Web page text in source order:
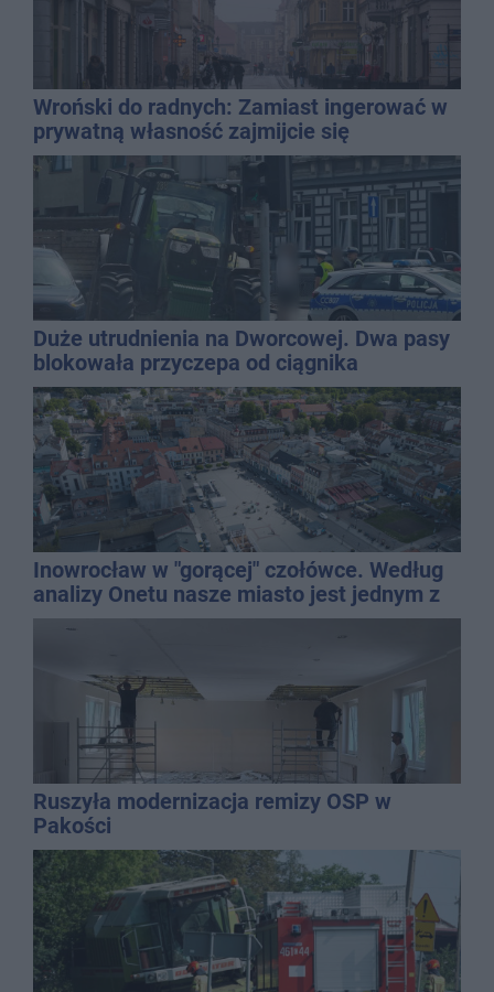
Wroński do radnych: Zamiast ingerować w
prywatną własność zajmijcie się
gospodarką
Duże utrudnienia na Dworcowej. Dwa pasy
blokowała przyczepa od ciągnika
Inowrocław w "gorącej" czołówce. Według
analizy Onetu nasze miasto jest jednym z
najbardziej narażonych na upały
Ruszyła modernizacja remizy OSP w
Pakości